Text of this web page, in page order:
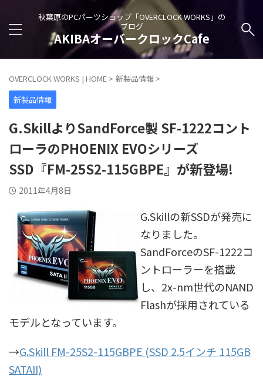
秋葉原のPCパーツショップ「OVERCLOCK WORKS」の
ブログ
AKIBAオーバークロックCafe
OVERCLOCK WORKS | HOME > 新製品情報 >
新製品情報
G.SkillよりSandForce製 SF-1222コント
ローラのPHOENIX EVOシリーズ
SSD『FM-25S2-115GBPE』が新登場!
2011年4月8日
G.Skillの新SSDが発売に
なりました。
SandForceのSF-1222コ
ントローラーを搭載
し、2x-nm世代のNAND
Flashが採用されている
モデルとなっています。
→G.Skill FM-25S2-115GBPE (SSD 2.5インチ 115GB
SATAII)